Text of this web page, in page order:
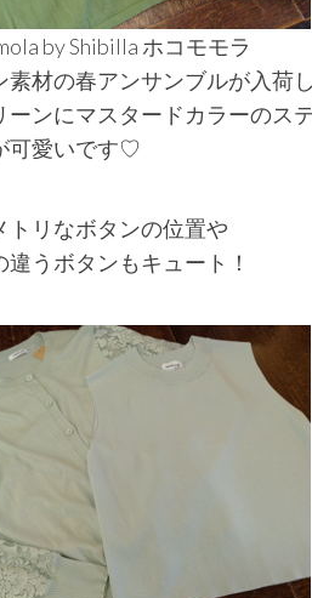
by Shibilla ホコモモラ
素材の春アンサンブルが入荷し
ーンにマスタードカラーのス
可愛いです♡
トリなボタンの位置や
違うボタンもキュート！